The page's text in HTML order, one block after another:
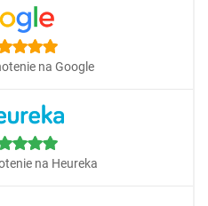
na Google
na Heureka